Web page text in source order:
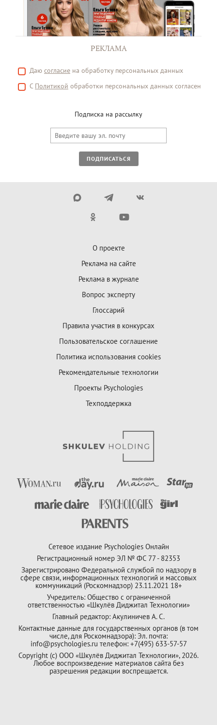
РЕКЛАМА
Даю согласие на обработку персональных данных
С Политикой обработки персональных данных согласен
Подписка на рассылку
ПОДПИСАТЬСЯ
О проекте
Реклама на сайте
Реклама в журнале
Вопрос эксперту
Глоссарий
Правила участия в конкурсах
Пользовательское соглашение
Политика использования cookies
Рекомендательные технологии
Проекты Psychologies
Техподдержка
Сетевое издание Psychologies Онлайн
Регистрационный номер ЭЛ № ФС 77 - 82353
Зарегистрировано Федеральной службой по надзору в
сфере связи, информационных технологий и массовых
коммуникаций (Роскомнадзор) 23.11.2021 18+
Учредитель: Общество с ограниченной
ответственностью «Шкулёв Диджитал Технологии»
Главный редактор: Акулиничев А. С.
Контактные данные для государственных органов (в том
числе, для Роскомнадзора): Эл. почта:
info@psychologies.ru телефон: +7(495) 633-57-57
Copyright (с) ООО «Шкулёв Диджитал Технологии», 2026.
Любое воспроизведение материалов сайта без
разрешения редакции воспрещается.